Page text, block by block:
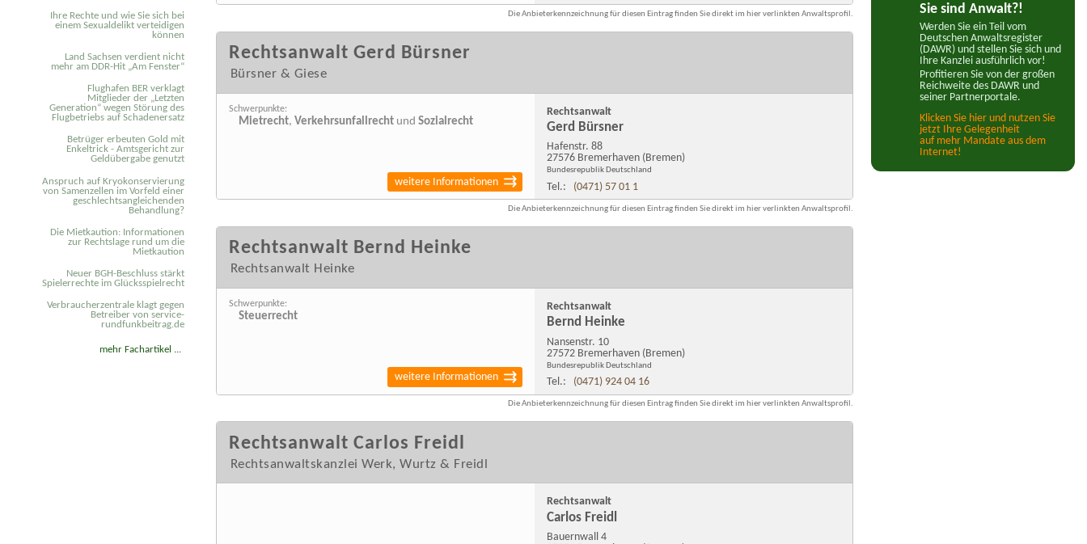
Die Anbieterkennzeichnung für diesen Eintrag finden Sie direkt im hier verlinkten Anwaltsprofil.
Rechtsanwalt Gerd Bürsner
Bürsner & Giese
Rechtsanwalt
Gerd Bürsner
Hafenstr. 88
27576 Bremerhaven (Bremen)
Bundesrepublik Deutschland
Tel.: (0471) 57 01 1
Schwerpunkte:
Mietrecht, Verkehrsunfallrecht undSozialrecht
weitere Informationen
Die Anbieterkennzeichnung für diesen Eintrag finden Sie direkt im hier verlinkten Anwaltsprofil.
Rechtsanwalt Bernd Heinke
Rechtsanwalt Heinke
Rechtsanwalt
Bernd Heinke
Nansenstr. 10
27572 Bremerhaven (Bremen)
Bundesrepublik Deutschland
Tel.: (0471) 924 04 16
Schwerpunkte:
Steuerrecht
weitere Informationen
Die Anbieterkennzeichnung für diesen Eintrag finden Sie direkt im hier verlinkten Anwaltsprofil.
Rechtsanwalt Carlos Freidl
Rechtsanwaltskanzlei Werk, Wurtz & Freidl
Rechtsanwalt
Carlos Freidl
Bauernwall 4
Sie sind Anwalt?!
Werden Sie ein Teil vom
Deutschen Anwaltsregister
(DAWR) und stellen Sie sich und
Ihre Kanzlei ausführlich vor!
Profitieren Sie von der großen
Reichweite des DAWR und
seiner Partnerportale.
Klicken Sie hier und nutzen Sie
jetzt Ihre Gelegenheit
auf mehr Mandate aus dem
Internet!
Ihre Rechte und wie Sie sich bei
einem Sexual­delikt verteidigen
können
Land Sachsen verdient nicht
mehr am DDR-Hit „Am Fenster“
Flughafen BER verklagt
Mitglieder der „Letzten
Generation“ wegen Störung des
Flugbetriebs auf Schadenersatz
Betrüger erbeuten Gold mit
Enkeltrick - Amtsgericht zur
Geldübergabe genutzt
Anspruch auf Kryokonservierung
von Samenzellen im Vorfeld einer
geschlechtsangleichenden
Behandlung?
Die Mietkaution: Informationen
zur Rechtslage rund um die
Mietkaution
Neuer BGH-Beschluss stärkt
Spielerrechte im Glücksspielrecht
Verbraucherzentrale klagt gegen
Betreiber von service-
rundfunkbeitrag.de
mehr Fachartikel ...